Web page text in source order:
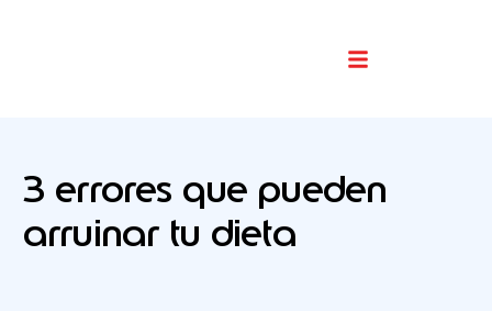
3 errores que pueden
arruinar tu dieta